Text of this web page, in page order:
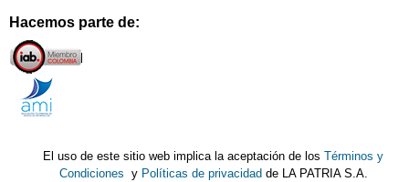
Hacemos parte de:
El uso de este sitio web implica la aceptación de losTérminos y
Condiciones y Políticas de privacidad de LA PATRIA S.A.